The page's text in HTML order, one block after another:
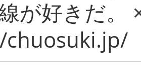
が好きだ。